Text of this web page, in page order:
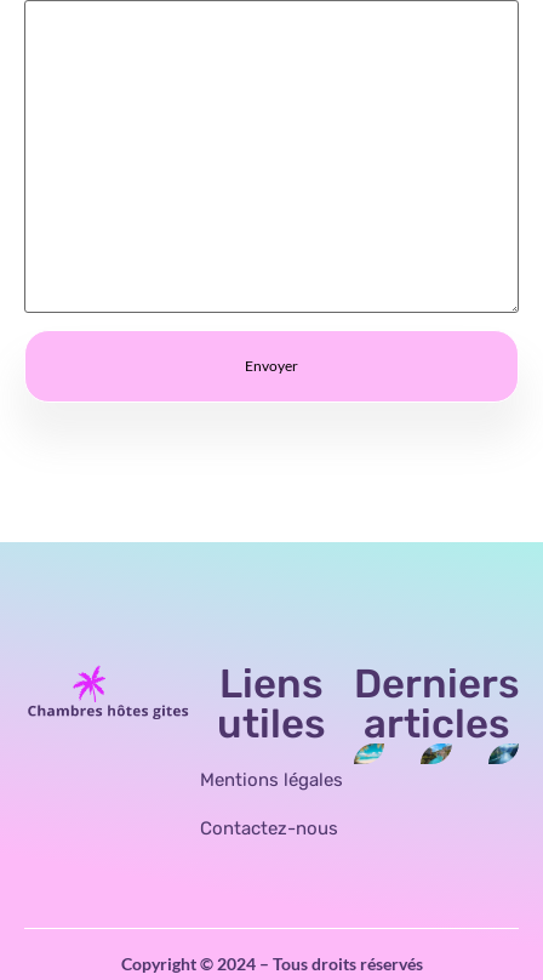
Liens
utiles
Mentions légales
Contactez-nous
Derniers
articles
Copyright © 2024 – Tous droits réservés